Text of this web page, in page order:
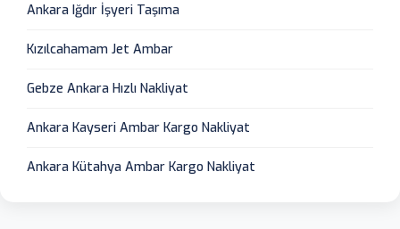
Ankara Iğdır İşyeri Taşıma
Kızılcahamam Jet Ambar
Gebze Ankara Hızlı Nakliyat
Ankara Kayseri Ambar Kargo Nakliyat
Ankara Kütahya Ambar Kargo Nakliyat